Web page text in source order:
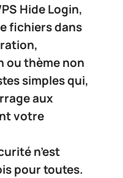
Hide Login,
fichiers dans
ou thème non
simples qui,
aux
votre
n’est
pour toutes.